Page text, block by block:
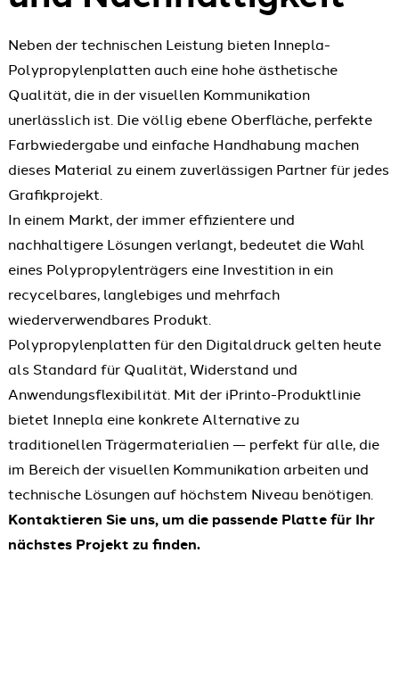
Neben der technischen Leistung bieten Innepla-
Polypropylenplatten auch eine hohe ästhetische
Qualität, die in der visuellen Kommunikation
unerlässlich ist. Die völlig ebene Oberfläche, perfekte
Farbwiedergabe und einfache Handhabung machen
dieses Material zu einem zuverlässigen Partner für jedes
Grafikprojekt.
In einem Markt, der immer effizientere und
nachhaltigere Lösungen verlangt, bedeutet die Wahl
eines Polypropylenträgers eine Investition in ein
recycelbares, langlebiges und mehrfach
wiederverwendbares Produkt.
Polypropylenplatten für den Digitaldruck gelten heute
als Standard für Qualität, Widerstand und
Anwendungsflexibilität. Mit der iPrinto-Produktlinie
bietet Innepla eine konkrete Alternative zu
traditionellen Trägermaterialien — perfekt für alle, die
im Bereich der visuellen Kommunikation arbeiten und
technische Lösungen auf höchstem Niveau benötigen.
Kontaktieren Sie uns, um die passende Platte für Ihr
nächstes Projekt zu finden.